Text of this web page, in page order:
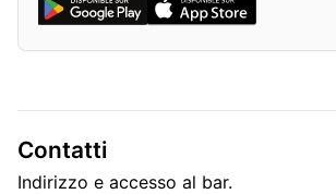
Contatti
Indirizzo e accesso al bar.